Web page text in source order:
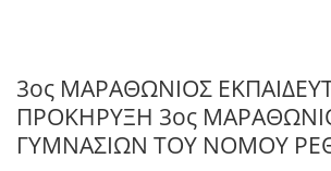
3ος ΜΑΡΑΘΩΝΙΟΣ
ΠΡΟΚΗΡΥΞΗ 3ος
ΓΥΜΝΑΣΙΩΝ ΤΟΥ ΝΟΜΟΥ